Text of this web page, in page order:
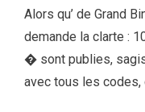
Alors qu’ de Grand
demande la clarte :
� sont publies,
avec tous les